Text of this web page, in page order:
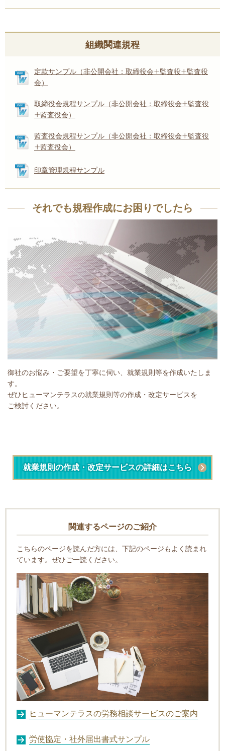
組織関連規程
定款サンプル（非公開会社：取締役会+監査役+監査役
会）
取締役会規程サンプル（非公開会社：取締役会+監査役
+監査役会）
監査役会規程サンプル（非公開会社：取締役会+監査役
+監査役会）
印章管理規程サンプル
それでも規程作成にお困りでしたら
御社のお悩み・ご要望を丁寧に伺い、就業規則等を作成いたしま
す。
ぜひヒューマンテラスの就業規則等の作成・改定サービスを
ご検討ください。
就業規則の作成・改定サービスの詳細はこちら
関連するページのご紹介
こちらのページを読んだ方には、下記のページもよく読まれ
ています。ぜひご一読ください。
ヒューマンテラスの労務相談サービスのご案内
労使協定・社外届出書式サンプル